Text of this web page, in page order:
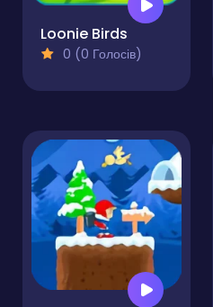
Loonie Birds
0 (0 Голосів)